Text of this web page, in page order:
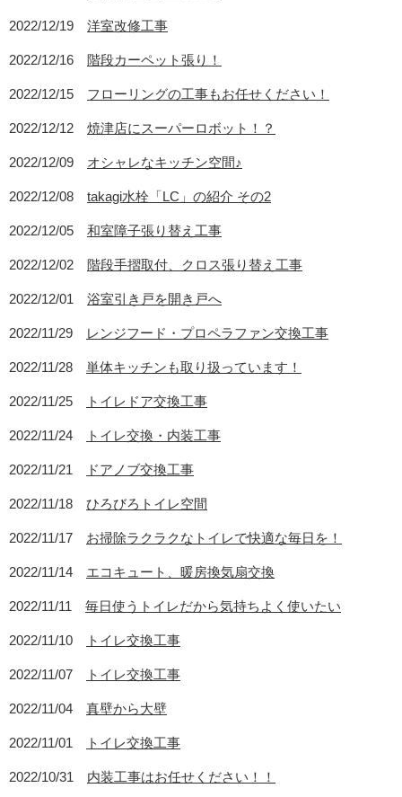
2022/12/19 洋室改修工事
2022/12/16 階段カーペット張り！
2022/12/15 フローリングの工事もお任せください！
2022/12/12 焼津店にスーパーロボット！？
2022/12/09 オシャレなキッチン空間♪
2022/12/08 takagi水栓「LC」の紹介 その2
2022/12/05 和室障子張り替え工事
2022/12/02 階段手摺取付、クロス張り替え工事
2022/12/01 浴室引き戸を開き戸へ
2022/11/29 レンジフード・プロペラファン交換工事
2022/11/28 単体キッチンも取り扱っています！
2022/11/25 トイレドア交換工事
2022/11/24 トイレ交換・内装工事
2022/11/21 ドアノブ交換工事
2022/11/18 ひろびろトイレ空間
2022/11/17 お掃除ラクラクなトイレで快適な毎日を！
2022/11/14 エコキュート、暖房換気扇交換
2022/11/11 毎日使うトイレだから気持ちよく使いたい
2022/11/10 トイレ交換工事
2022/11/07 トイレ交換工事
2022/11/04 真壁から大壁
2022/11/01 トイレ交換工事
2022/10/31 内装工事はお任せください！！